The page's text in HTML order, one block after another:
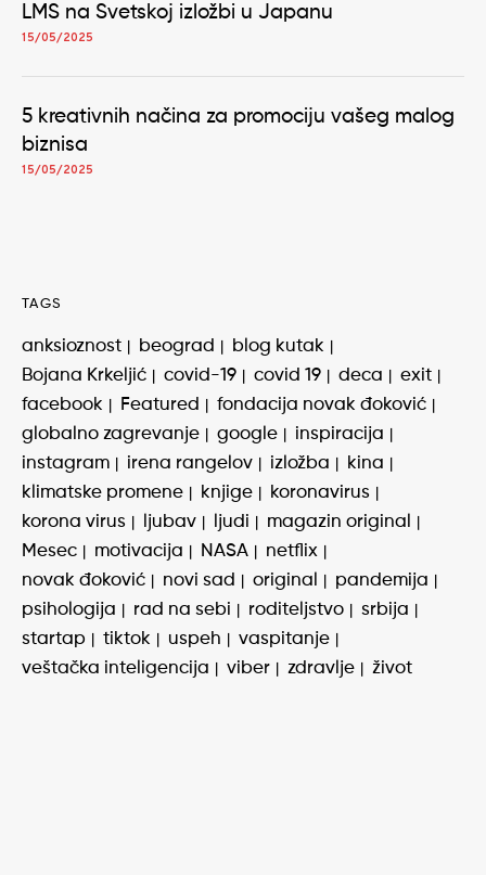
LMS na Svetskoj izložbi u Japanu
15/05/2025
5 kreativnih načina za promociju vašeg malog
biznisa
15/05/2025
TAGS
anksioznost beograd
blog kutak
Bojana Krkeljić
covid-19 covid 19 deca
exit
facebook
Featured
fondacija novak đoković
globalno zagrevanje
google
inspiracija
instagram
irena rangelov izložba
kina
klimatske promene
knjige
koronavirus
korona virus
ljubav ljudi
magazin original
Mesec
motivacija NASA
netflix
novak đoković
novi sad original
pandemija
psihologija
rad na sebi roditeljstvo
srbija
startap
tiktok uspeh
vaspitanje
veštačka inteligencija
viber zdravlje život